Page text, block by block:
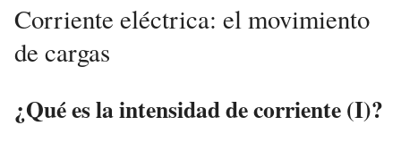
Corriente eléctrica: el movimiento
de cargas
¿Qué es la intensidad de corriente (I)?